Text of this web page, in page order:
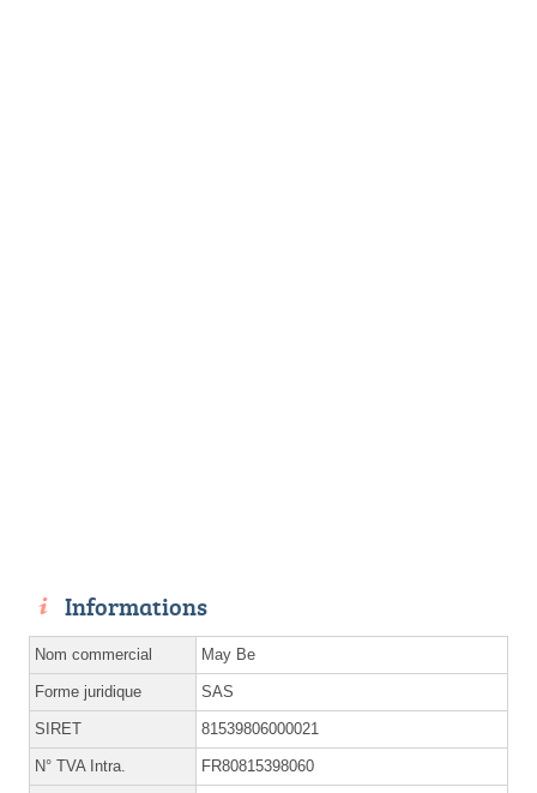
Informations
Nom commercial May Be
Forme juridique SAS
SIRET 81539806000021
N° TVA Intra. FR80815398060